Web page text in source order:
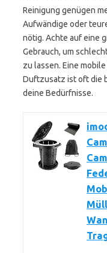
Reinigung genügen
Aufwändige oder
nötig. Achte auf eine
Gebrauch, um
zu lassen. Eine
Duftzusatz ist oft die
deine Bedürfnisse.